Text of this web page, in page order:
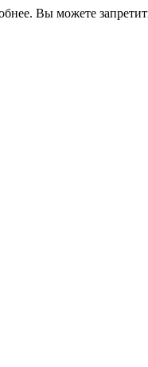
Вы можете